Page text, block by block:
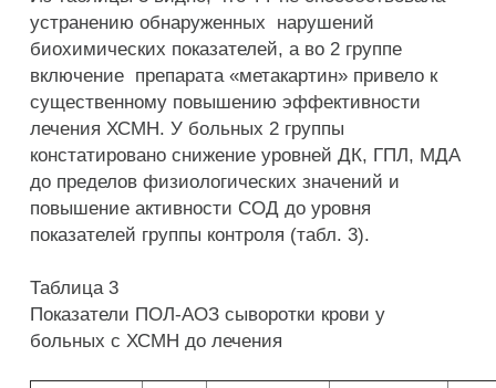
устранению обнаруженных нарушений
биохимических показателей, а во 2 группе
включение препарата «метакартин» привело к
существенному повышению эффективности
лечения ХСМН. У больных 2 группы
констатировано снижение уровней ДК, ГПЛ, МДА
до пределов физиологических значений и
повышение активности СОД до уровня
показателей группы контроля (табл. 3).
Таблица 3
Показатели ПОЛ-АОЗ сыворотки крови у
больных с ХСМН до лечения